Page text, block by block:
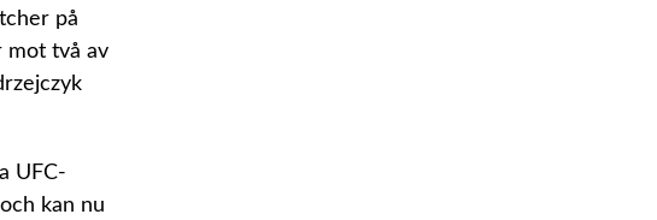
på
mot två av
UFC-
kan nu